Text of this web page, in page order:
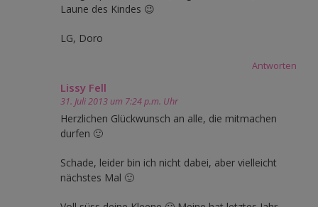
Laune des Kindes 😉
LG, Doro
Antworten
Lissy Fell
31. Juli 2013 um 7:24 p.m. Uhr
Herzlichen Glückwunsch an alle, die mitmachen
durfen 🙂
Schade, leider bin ich nicht dabei, aber vielleicht
nächstes Mal 🙂